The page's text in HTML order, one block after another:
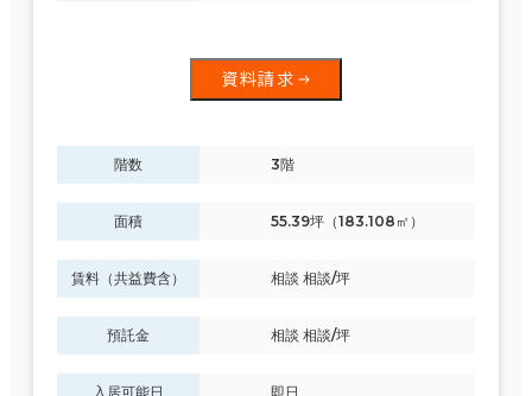
資料請求
階数 3階
面積 55.39坪（183.108㎡）
賃料（共益費含） 相談 相談/坪
預託金 相談 相談/坪
入居可能日 即日